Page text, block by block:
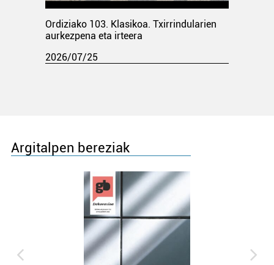
Ordiziako 103. Klasikoa. Txirrindularien
aurkezpena eta irteera
2026/07/25
Argitalpen bereziak